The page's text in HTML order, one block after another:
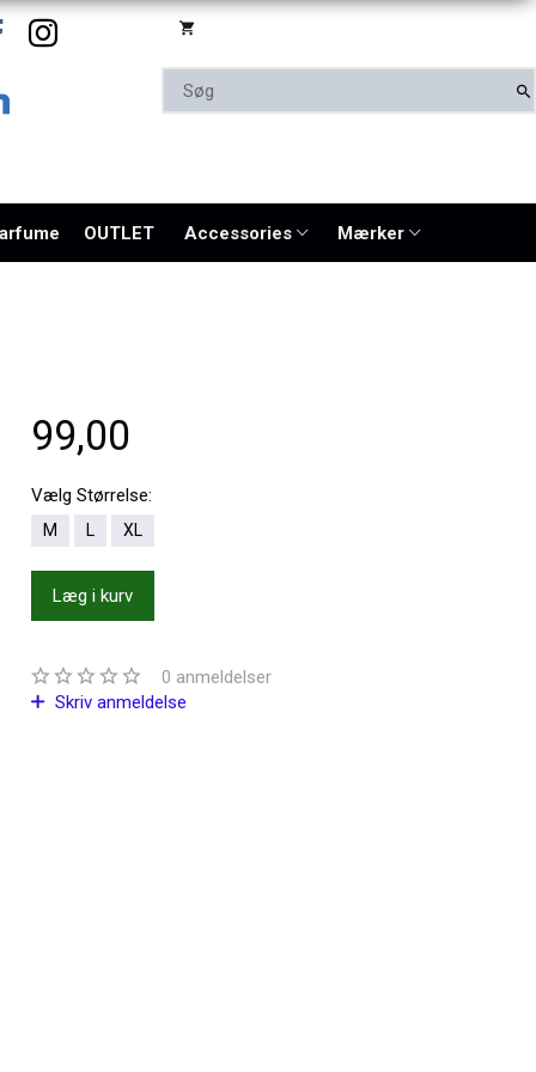
OUTLET Accessories Mærker
99,00
Vælg Størrelse:
M L XL
Læg i kurv
0 anmeldelser
Skriv anmeldelse